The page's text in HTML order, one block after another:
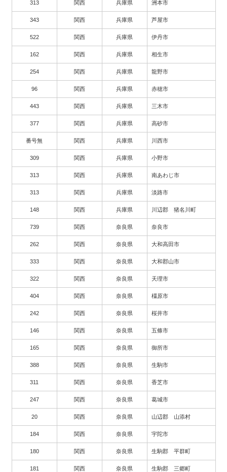
313 関西 兵庫県 洲本市
343 関西 兵庫県 芦屋市
522 関西 兵庫県 伊丹市
162 関西 兵庫県 相生市
254 関西 兵庫県 龍野市
96 関西 兵庫県 赤穂市
443 関西 兵庫県 三木市
377 関西 兵庫県 高砂市
番号無 関西 兵庫県 川西市
309 関西 兵庫県 小野市
313 関西 兵庫県 南あわじ市
313 関西 兵庫県 淡路市
148 関西 兵庫県 川辺郡 猪名川町
739 関西 奈良県 奈良市
262 関西 奈良県 大和高田市
333 関西 奈良県 大和郡山市
322 関西 奈良県 天理市
404 関西 奈良県 橿原市
242 関西 奈良県 桜井市
146 関西 奈良県 五條市
165 関西 奈良県 御所市
388 関西 奈良県 生駒市
311 関西 奈良県 香芝市
247 関西 奈良県 葛城市
20 関西 奈良県 山辺郡 山添村
184 関西 奈良県 宇陀市
180 関西 奈良県 生駒郡 平群町
181 関西 奈良県 生駒郡 三郷町